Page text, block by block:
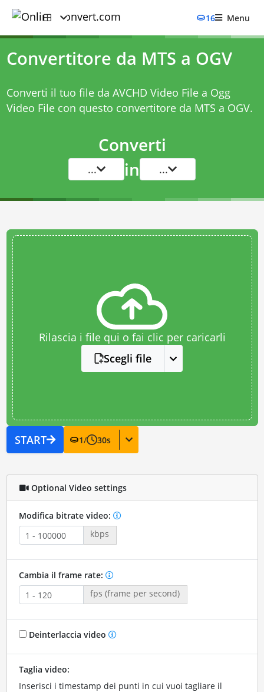
16 Menu
Convertitore da MTS a OGV
Converti il tuo file da AVCHD Video File a Ogg
Video File con questo convertitore da MTS a OGV.
Converti
... in ...
Rilascia i file qui o fai clic per caricarli
Scegli file
START 1/ 30s
Optional Video settings
Modifica bitrate video:
kbps
Cambia il frame rate:
fps (frame per second)
Deinterlaccia video
Taglia video:
Inserisci i timestamp dei punti in cui vuoi tagliare il